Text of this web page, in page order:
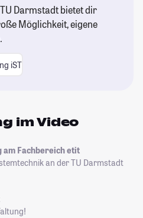
Darmstadt bietet dir
Möglichkeit, eigene
iST
im Video
am Fachbereich etit
an der TU Darmstadt